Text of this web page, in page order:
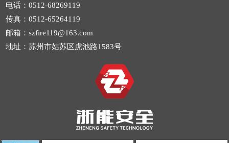
电话：0512-68269119
传真：0512-65264119
邮箱：szfire119@163.com
地址：苏州市姑苏区虎池路1583号